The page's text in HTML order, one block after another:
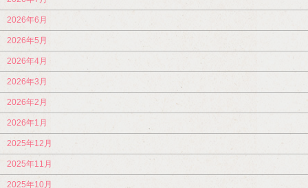
2026年6月
2026年5月
2026年4月
2026年3月
2026年2月
2026年1月
2025年12月
2025年11月
2025年10月